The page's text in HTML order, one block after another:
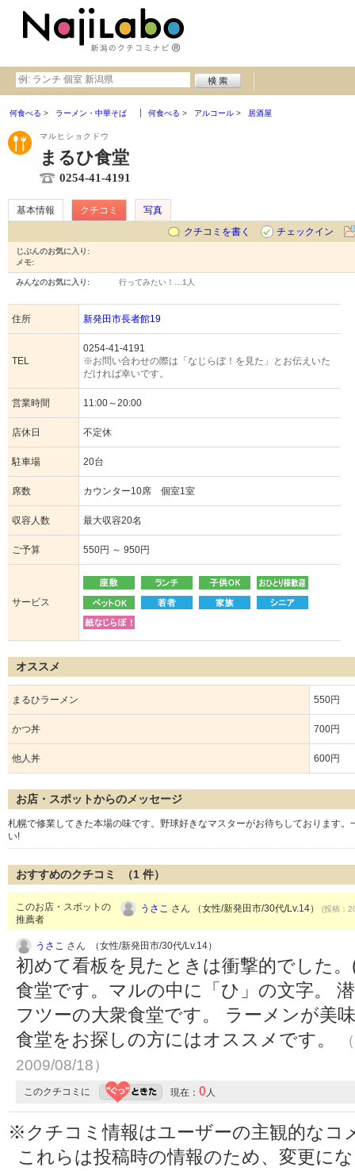
何食べる ラーメン・中華そば 何食べる アルコール 居酒屋
マルヒショクドウ
まるひ食堂
0254-41-4191
基本情報 クチコミ
写真
クチコミを書く
チェックイン
じぶんのお気に入り:
メモ:
みんなのお気に入り: 行ってみたい！… 1人
住所 新発田市長者館19
TEL
0254-41-4191
※お問い合わせの際は「なじらぼ！を見た」とお伝えいた
だければ幸いです。
営業時間 11:00～20:00
店休日 不定休
駐車場 20台
席数 カウンター10席 個室1室
収容人数 最大収容20名
ご予算 550円 ～ 950円
サービス
オススメ
まるひラーメン 550円
かつ丼 700円
他人丼 600円
お店・スポットからのメッセージ
札幌で修業してきた本場の味です。野球好きなマスターがお待ちしております
い!
おすすめのクチコミ （1 件）
このお店・スポットの
推薦者
うさこ さん （女性/新発田市/30代/Lv.14） (投稿：
うさこ さん （女性/新発田市/30代/Lv.14）
初めて看板を見たときは衝撃的でした
食堂です。マルの中に「ひ」の文字。
フツーの大衆食堂です。 ラーメンが美
食堂をお探しの方にはオススメです。
2009/08/18）
このクチコミに 現在： 0人
※クチコミ情報はユーザーの主観的なコ
これらは投稿時の情報のため、変更に